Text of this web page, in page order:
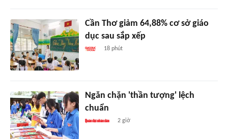
Cần Thơ giảm 64,88% cơ sở giáo
dục sau sắp xếp
18 phút
Ngăn chặn 'thần tượng' lệch
chuẩn
2 giờ